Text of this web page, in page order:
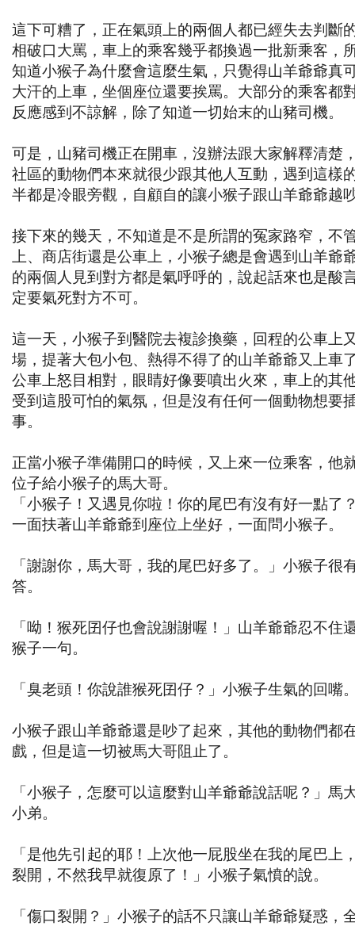
這下可糟了，正在氣頭上的兩個人都已經失去判斷
相破口大罵，車上的乘客幾乎都換過一批新乘客，
知道小猴子為什麼會這麼生氣，只覺得山羊爺爺真
大汗的上車，坐個座位還要挨罵。大部分的乘客都
反應感到不諒解，除了知道一切始末的山豬司機。
可是，山豬司機正在開車，沒辦法跟大家解釋清楚
社區的動物們本來就很少跟其他人互動，遇到這樣
半都是冷眼旁觀，自顧自的讓小猴子跟山羊爺爺越
接下來的幾天，不知道是不是所謂的冤家路窄，不
上、商店街還是公車上，小猴子總是會遇到山羊爺
的兩個人見到對方都是氣呼呼的，說起話來也是酸
定要氣死對方不可。
這一天，小猴子到醫院去複診換藥，回程的公車上
場，提著大包小包、熱得不得了的山羊爺爺又上車
公車上怒目相對，眼睛好像要噴出火來，車上的其
受到這股可怕的氣氛，但是沒有任何一個動物想要
事。
正當小猴子準備開口的時候，又上來一位乘客，他
位子給小猴子的馬大哥。
「小猴子！又遇見你啦！你的尾巴有沒有好一點了
一面扶著山羊爺爺到座位上坐好，一面問小猴子。
「謝謝你，馬大哥，我的尾巴好多了。」小猴子很
答。
「呦！猴死囝仔也會說謝謝喔！」山羊爺爺忍不住
猴子一句。
「臭老頭！你說誰猴死囝仔？」小猴子生氣的回嘴
小猴子跟山羊爺爺還是吵了起來，其他的動物們都
戲，但是這一切被馬大哥阻止了。
「小猴子，怎麼可以這麼對山羊爺爺說話呢？」馬
小弟。
「是他先引起的耶！上次他一屁股坐在我的尾巴上
裂開，不然我早就復原了！」小猴子氣憤的說。
「傷口裂開？」小猴子的話不只讓山羊爺爺疑惑，